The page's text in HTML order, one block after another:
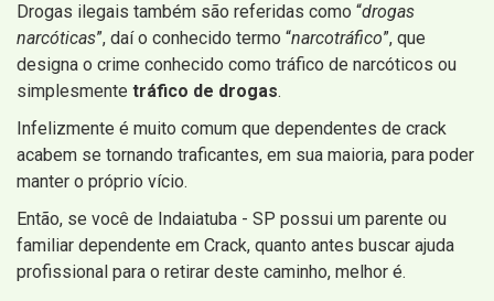
Drogas ilegais também são referidas como “drogas
narcóticas”, daí o conhecido termo “narcotráfico”, que
designa o crime conhecido como tráfico de narcóticos ou
simplesmente tráfico de drogas.
Infelizmente é muito comum que dependentes de crack
acabem se tornando traficantes, em sua maioria, para poder
manter o próprio vício.
Então, se você de Indaiatuba - SP possui um parente ou
familiar dependente em Crack, quanto antes buscar ajuda
profissional para o retirar deste caminho, melhor é.